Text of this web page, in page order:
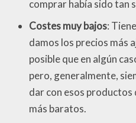
comprar había sido tan
Costes muy bajos:
damos los precios más
posible que en algún
pero, generalmente,
dar con esos
más baratos.